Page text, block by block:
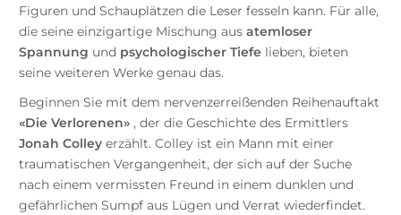
Figuren und Schauplätzen die Leser fesseln kann. Für alle,
die seine einzigartige Mischung aus atemloser
Spannung und psychologischer Tiefe lieben, bieten
seine weiteren Werke genau das.
Beginnen Sie mit dem nervenzerreißenden Reihenauftakt
«Die Verlorenen», der die Geschichte des Ermittlers
Jonah Colleyerzählt. Colley ist ein Mann mit einer
traumatischen Vergangenheit, der sich auf der Suche
nach einem vermissten Freund in einem dunklen und
gefährlichen Sumpf aus Lügen und Verrat wiederfindet.